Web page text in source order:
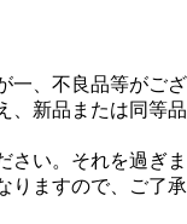
一、不良品等がござ
、新品または同等品
さい。それを過ぎま
りますので、ご了承